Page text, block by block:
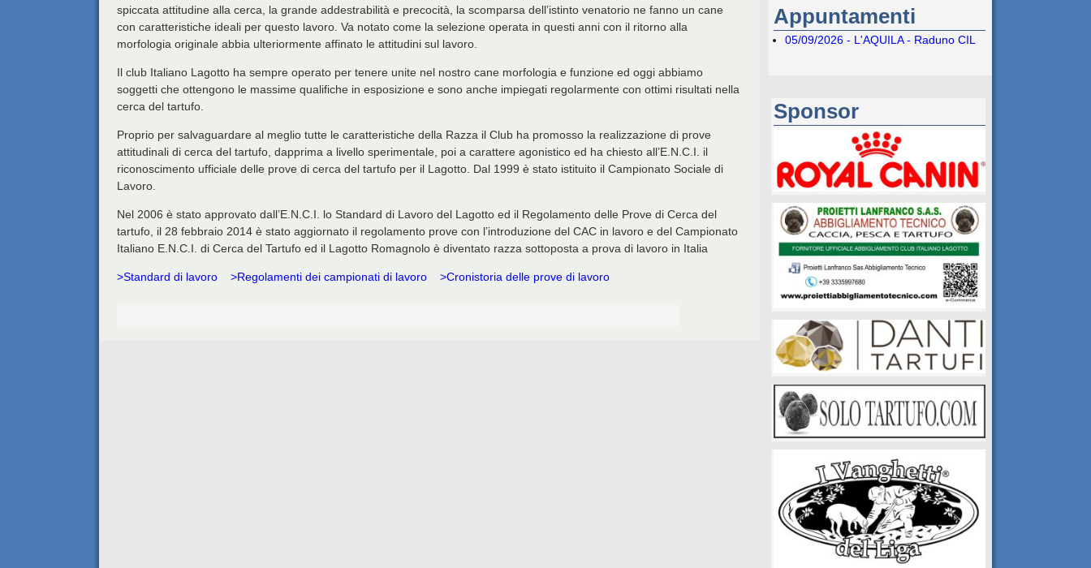
spiccata attitudine alla cerca, la grande addestrabilità e precocità, la scomparsa dell’istinto venatorio ne fanno un cane
con caratteristiche ideali per questo lavoro. Va notato come la selezione operata in questi anni con il ritorno alla
morfologia originale abbia ulteriormente affinato le attitudini sul lavoro.
Il club Italiano Lagotto ha sempre operato per tenere unite nel nostro cane morfologia e funzione ed oggi abbiamo
soggetti che ottengono le massime qualifiche in esposizione e sono anche impiegati regolarmente con ottimi risultati nella
cerca del tartufo.
Proprio per salvaguardare al meglio tutte le caratteristiche della Razza il Club ha promosso la realizzazione di prove
attitudinali di cerca del tartufo, dapprima a livello sperimentale, poi a carattere agonistico ed ha chiesto all’E.N.C.I. il
riconoscimento ufficiale delle prove di cerca del tartufo per il Lagotto. Dal 1999 è stato istituito il Campionato Sociale di
Lavoro.
Nel 2006 è stato approvato dall’E.N.C.I. lo Standard di Lavoro del Lagotto ed il Regolamento delle Prove di Cerca del
tartufo, il 28 febbraio 2014 è stato aggiornato il regolamento prove con l’introduzione del CAC in lavoro e del Campionato
Italiano E.N.C.I. di Cerca del Tartufo ed il Lagotto Romagnolo è diventato razza sottoposta a prova di lavoro in Italia
>Standard di lavoro >Regolamenti dei campionati di lavoro >Cronistoria delle prove di lavoro
Appuntamenti
05/09/2026 - L'AQUILA - Raduno CIL
Sponsor